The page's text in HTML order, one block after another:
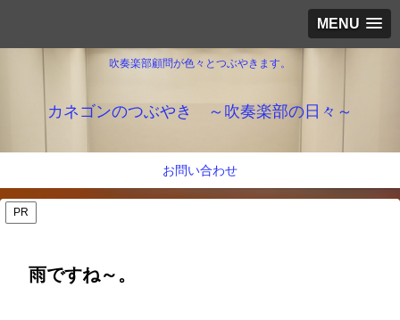
MENU
吹奏楽部顧問が色々とつぶやきます。
カネゴンのつぶやき ～吹奏楽部の日々～
お問い合わせ
PR
雨ですね～。